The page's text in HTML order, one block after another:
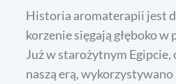
Historia aromaterapii jest
korzenie sięgają głęboko w
Już w starożytnym Egipcie,
naszą erą,